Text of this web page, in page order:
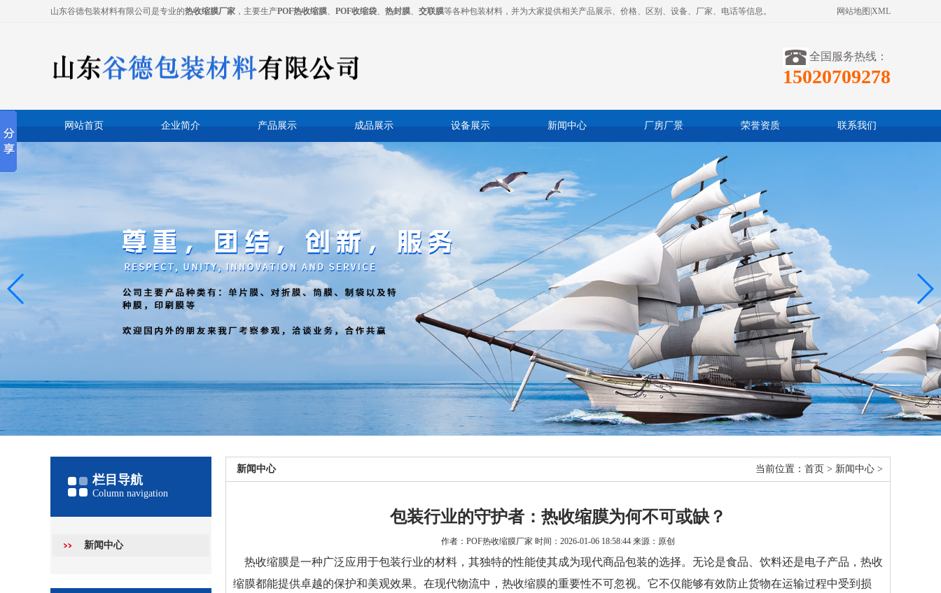
山东谷德包装材料有限公司是专业的热收缩膜厂家 ，主要生产POF热收缩膜、 POF收缩袋、 热封膜、 交联膜等各种包装材料，并为大家提供相关产品展示、价格、区别、设备、厂家、电话等信息。 网站地图 XML
全国服务热线：
15020709278
网站首页 企业简介 产品展示 成品展示 设备展示 新闻中心 厂房厂景 荣誉资质 联系我们
栏目导航
Column navigation
新闻中心
当前位置： 首页 > 新闻中心 >
新闻中心
包装行业的守护者：热收缩膜为何不可或缺？
作者：POF热收缩膜厂家 时间：2026-01-06 18:58:44 来源：原创
热收缩膜是一种广泛应用于包装行业的材料，其独特的性能使其成为现代商品包装的选择。无论是食品、饮料还是电子产品，热收
缩膜都能提供卓越的保护和美观效果。 在现代物流中，热收缩膜的重要性不可忽视。它不仅能够有效防止货物在运输过程中受到损